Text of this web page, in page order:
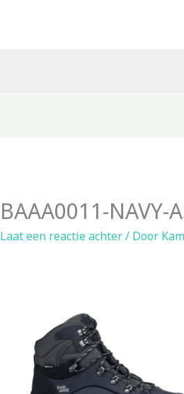
BAAA0011-NAVY-
Laat een reactie achter/ Door